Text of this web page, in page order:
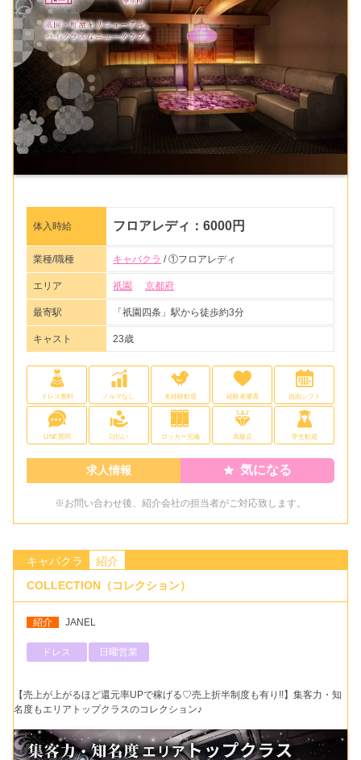
体入時給 フロアレディ：6000円
業種/職種 キャバクラ / ①フロアレディ
エリア 祇園 京都府
最寄駅 「祇園四条」駅から徒歩約3分
キャスト 23歳
ドレス無料 ノルマなし 未経験歓迎 経験者優遇 自由シフト
LINE質問 日払い ロッカー完備 高級店 学生歓迎
求人情報 気になる
※お問い合わせ後、紹介会社の担当者がご対応致します。
キャバクラ
紹介
COLLECTION（コレクション）
紹介 JANEL
ドレス 日曜営業
【売上が上がるほど還元率UPで稼げる♡売上折半制度も有り!!】集客力・知
名度もエリアトップクラスのコレクション♪